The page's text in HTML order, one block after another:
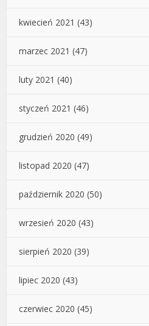
kwiecień 2021 (43)
marzec 2021 (47)
luty 2021 (40)
styczeń 2021 (46)
grudzień 2020 (49)
listopad 2020 (47)
październik 2020 (50)
wrzesień 2020 (43)
sierpień 2020 (39)
lipiec 2020 (43)
czerwiec 2020 (45)